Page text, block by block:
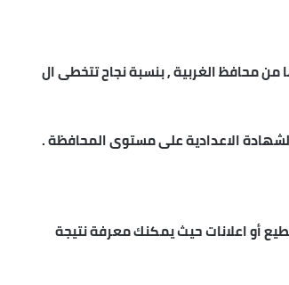
من محافظ الغربية , بنسبة نجاح تتخطى ال
أو اعلانات حيث يمكنك معرفة نتيجة